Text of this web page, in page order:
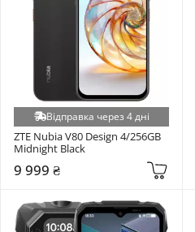
Відправка через 4 дні
ZTE Nubia V80 Design 4/256GB
Midnight Black
9 999 ₴